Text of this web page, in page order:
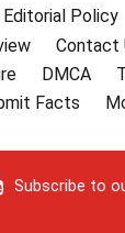
Editorial Policy
Contact
DMCA
Facts
Subscribe to